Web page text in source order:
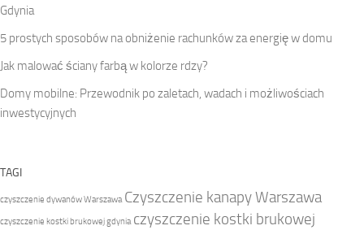
Gdynia
5 prostych sposobów na obniżenie rachunków za energię w domu
Jak malować ściany farbą w kolorze rdzy?
Domy mobilne: Przewodnik po zaletach, wadach i możliwościach
inwestycyjnych
TAGI
czyszczenie dywanów Warszawa Czyszczenie kanapy Warszawa
czyszczenie kostki brukowej gdynia czyszczenie kostki brukowej